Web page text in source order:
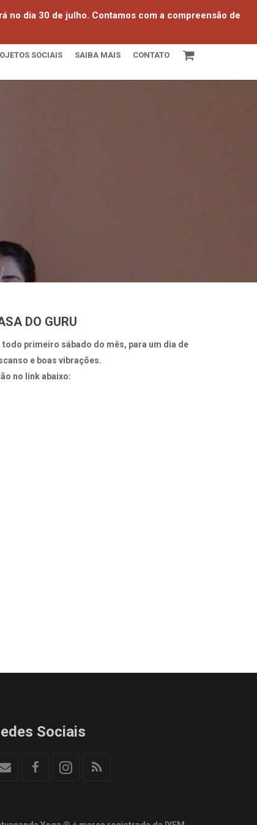
SOCIAIS SAIBA MAIS CONTATO
DO GURU
primeiro sábado do mês, para um dia de
e boas vibrações.
no link abaixo:
Sociais
no dia 30 de julho. Contamos com a compreensão de